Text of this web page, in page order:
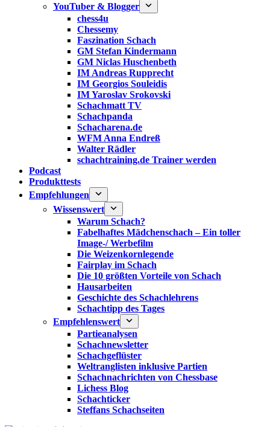
YouTuber & Blogger
chess4u
Chessemy
Faszination Schach
GM Stefan Kindermann
GM Niclas Huschenbeth
IM Andreas Rupprecht
IM Georgios Souleidis
IM Yaroslav Srokovski
Schachmatt TV
Schachpanda
Schacharena.de
WFM Anna Endreß
Walter Rädler
schachtraining.de Trainer werden
Podcast
Produkttests
Empfehlungen
Wissenswert
Warum Schach?
Fabelhaftes Mädchenschach – Ein toller
Image-/ Werbefilm
Die Weizenkornlegende
Fairplay im Schach
Die 10 größten Vorteile von Schach‎
Hausarbeiten
Geschichte des Schachlehrens
Schachtipp des Tages
Empfehlenswert
Partieanalysen
Schachnewsletter
Schachgeflüster
Weltranglisten inklusive Partien
Schachnachrichten von Chessbase
Lichess Blog
Schachticker
Steffans Schachseiten